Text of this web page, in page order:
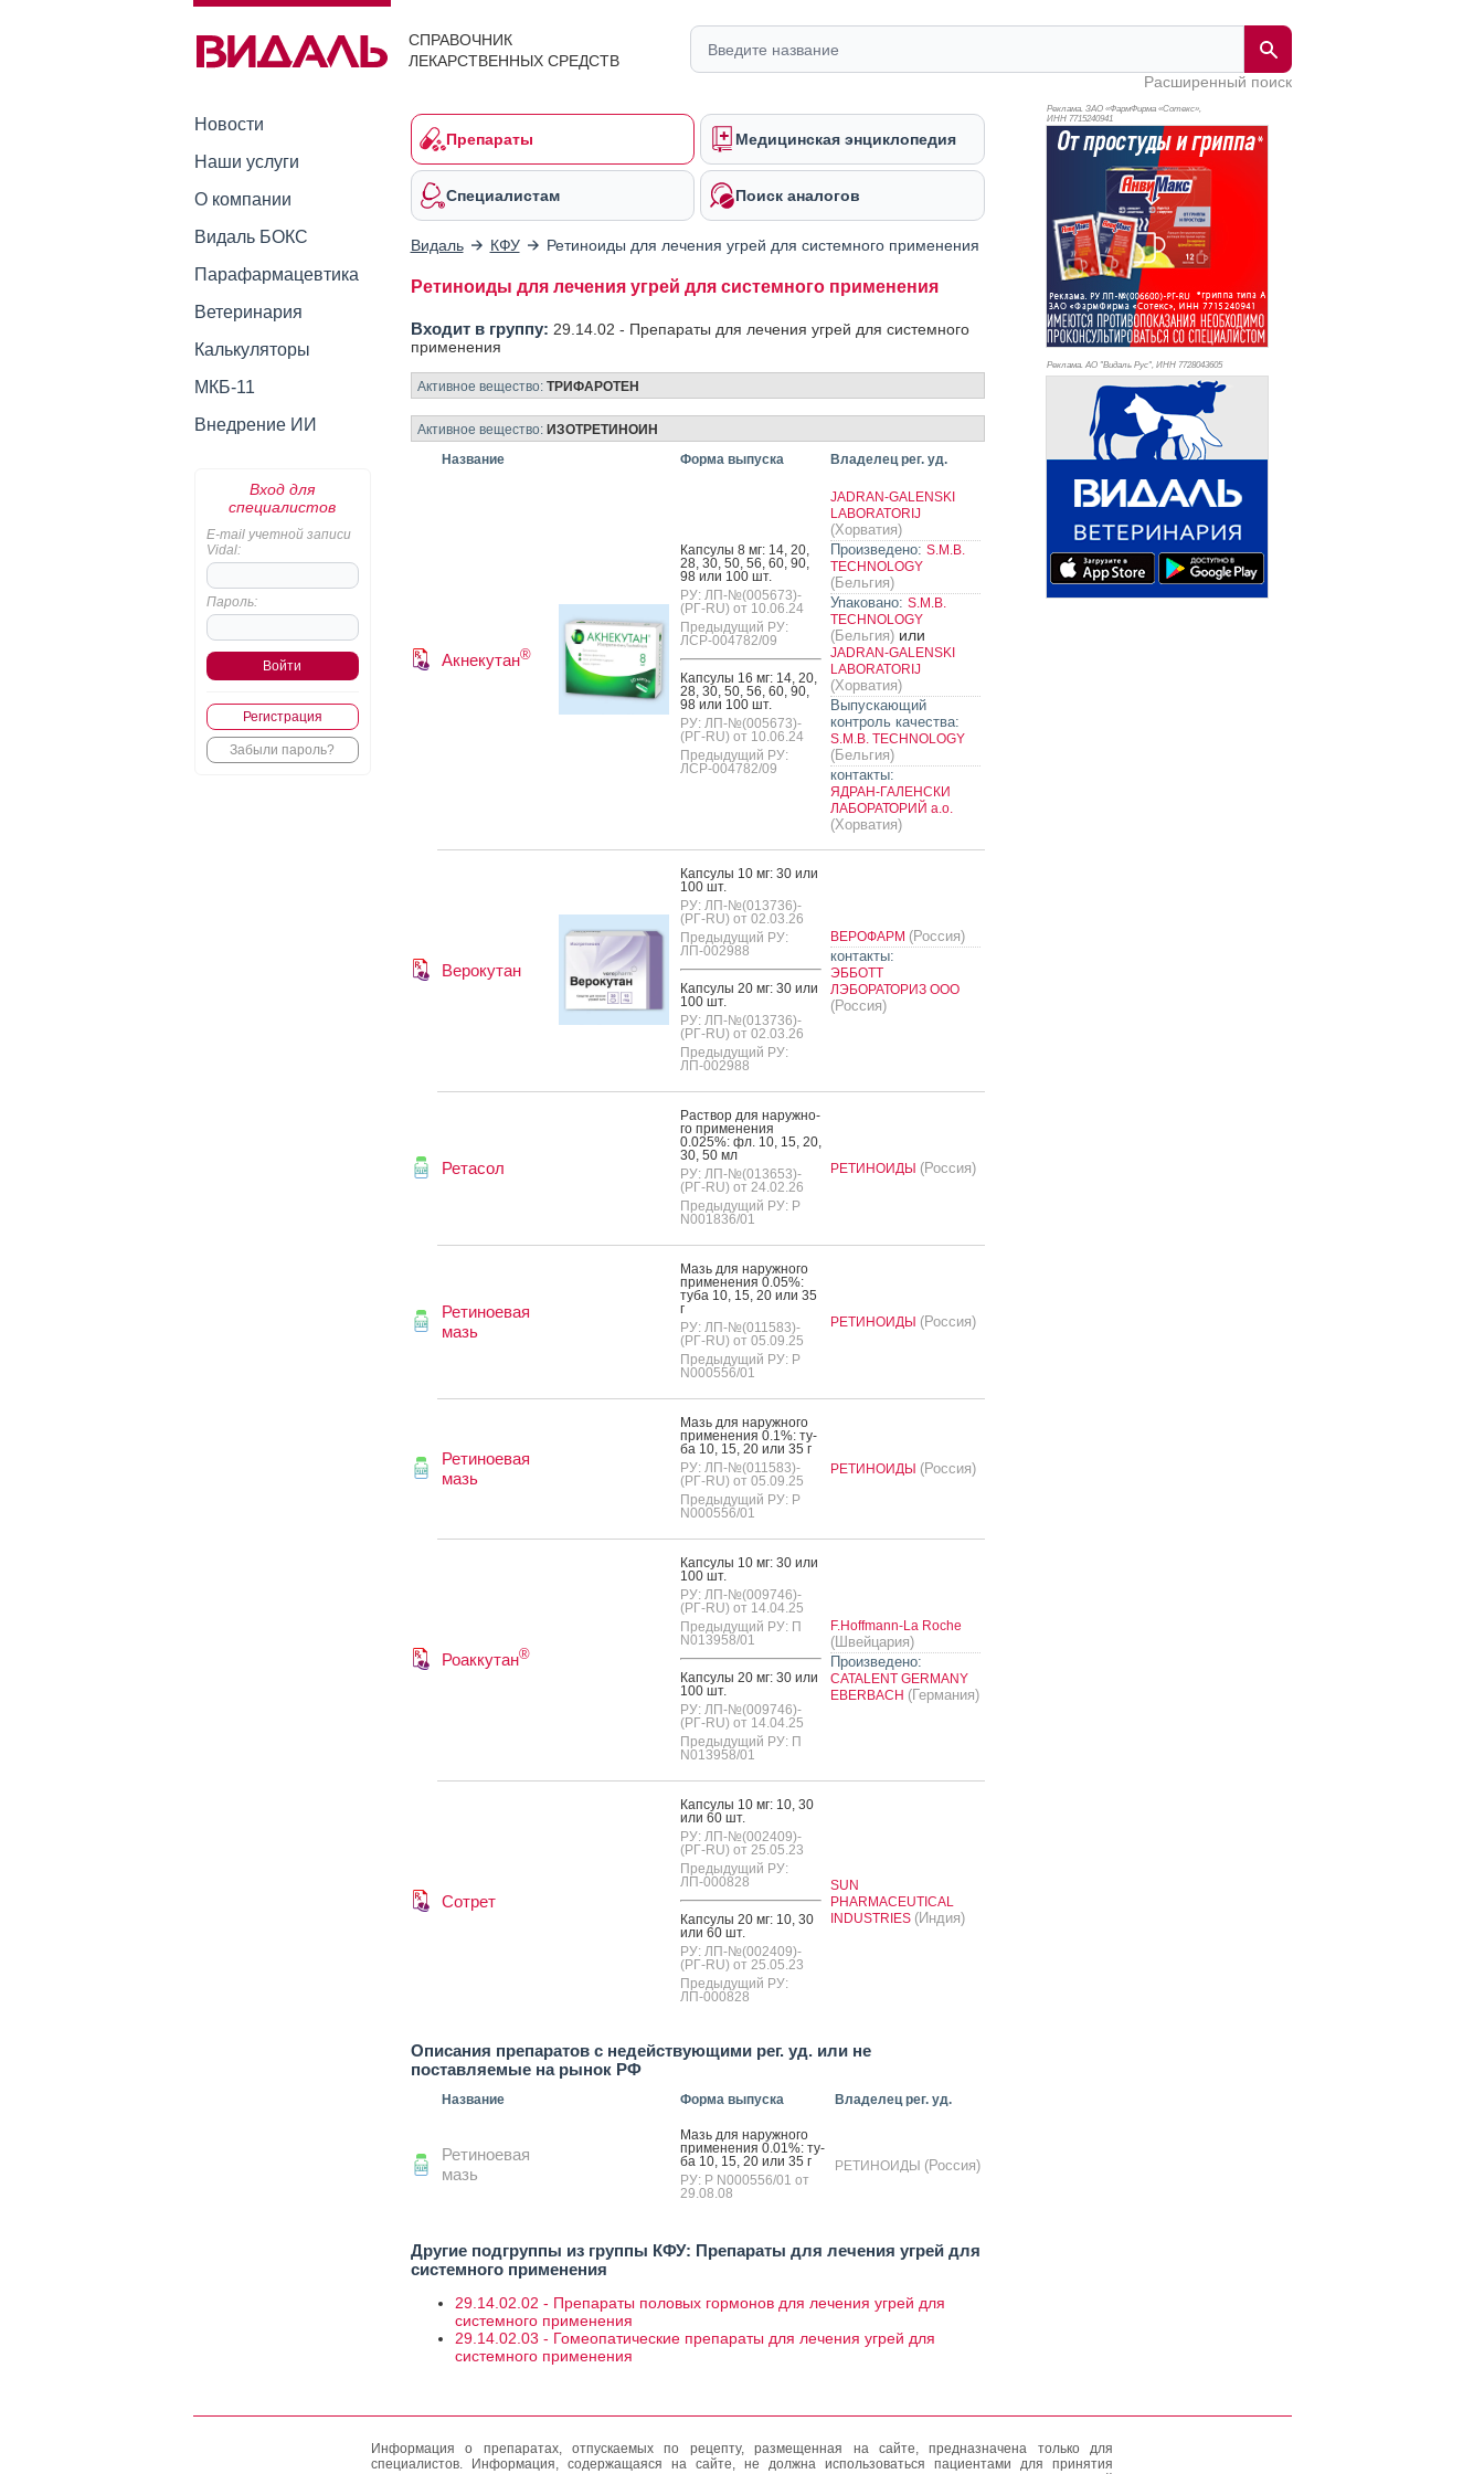
СПРАВОЧНИК
ЛЕКАРСТВЕННЫХ СРЕДСТВ
Расширенный поиск
Новости
Наши услуги
О компании
Видаль БОКС
Парафармацевтика
Ветеринария
Калькуляторы
МКБ-11
Внедрение ИИ
Вход для
специалистов
E-mail учетной записи
Vidal:
Пароль:
Регистрация
Забыли пароль?
Препараты Медицинская энциклопедия
Специалистам Поиск аналогов
Видаль КФУ Ретиноиды для лечения угрей для системного применения
Ретиноиды для лечения угрей для системного применения
Входит в группу: 29.14.02 - Препараты для лечения угрей для системного
применения
Активное вещество: ТРИФАРОТЕН
Активное вещество: ИЗОТРЕТИНОИН
Название
Форма выпуска Владелец рег. уд.
Акнекутан®
Кап­су­лы 8 мг: 14, 20,
28, 30, 50, 56, 60, 90,
98 или 100 шт.
РУ: ЛП-№(005673)-
(РГ-RU) от 10.06.24
Предыдущий РУ:
ЛСР-004782/09
Кап­су­лы 16 мг: 14, 20,
28, 30, 50, 56, 60, 90,
98 или 100 шт.
РУ: ЛП-№(005673)-
(РГ-RU) от 10.06.24
Предыдущий РУ:
ЛСР-004782/09
JADRAN-GALENSKI
LABORATORIJ
(Хорватия)
Произведено: S.M.B.
TECHNOLOGY
(Бельгия)
Упаковано: S.M.B.
TECHNOLOGY
(Бельгия)или
JADRAN-GALENSKI
LABORATORIJ
(Хорватия)
Выпускающий
контроль качества:
S.M.B. TECHNOLOGY
(Бельгия)
контакты:
ЯДРАН-ГАЛЕНСКИ
ЛАБОРАТОРИЙ а.о.
(Хорватия)
Верокутан
Кап­су­лы 10 мг: 30 или
100 шт.
РУ: ЛП-№(013736)-
(РГ-RU) от 02.03.26
Предыдущий РУ:
ЛП-002988
Кап­су­лы 20 мг: 30 или
100 шт.
РУ: ЛП-№(013736)-
(РГ-RU) от 02.03.26
Предыдущий РУ:
ЛП-002988
ВЕРОФАРМ (Россия)
контакты:
ЭББОТТ
ЛЭБОРАТОРИЗ ООО
(Россия)
Ретасол
Рас­твор для на­руж­но­
го при­мене­ния
0.025%: фл. 10, 15, 20,
30, 50 мл
РУ: ЛП-№(013653)-
(РГ-RU) от 24.02.26
Предыдущий РУ: Р
N001836/01
РЕТИНОИДЫ (Россия)
Ретиноевая
мазь
Мазь для на­руж­но­го
при­мене­ния 0.05%:
ту­ба 10, 15, 20 или 35
г
РУ: ЛП-№(011583)-
(РГ-RU) от 05.09.25
Предыдущий РУ: Р
N000556/01
РЕТИНОИДЫ (Россия)
Ретиноевая
мазь
Мазь для на­руж­но­го
при­мене­ния 0.1%: ту­
ба 10, 15, 20 или 35 г
РУ: ЛП-№(011583)-
(РГ-RU) от 05.09.25
Предыдущий РУ: Р
N000556/01
РЕТИНОИДЫ (Россия)
Роаккутан®
Кап­су­лы 10 мг: 30 или
100 шт.
РУ: ЛП-№(009746)-
(РГ-RU) от 14.04.25
Предыдущий РУ: П
N013958/01
Кап­су­лы 20 мг: 30 или
100 шт.
РУ: ЛП-№(009746)-
(РГ-RU) от 14.04.25
Предыдущий РУ: П
N013958/01
F.Hoffmann-La Roche
(Швейцария)
Произведено:
CATALENT GERMANY
EBERBACH (Германия)
Сотрет
Кап­су­лы 10 мг: 10, 30
или 60 шт.
РУ: ЛП-№(002409)-
(РГ-RU) от 25.05.23
Предыдущий РУ:
ЛП-000828
Кап­су­лы 20 мг: 10, 30
или 60 шт.
РУ: ЛП-№(002409)-
(РГ-RU) от 25.05.23
Предыдущий РУ:
ЛП-000828
SUN
PHARMACEUTICAL
INDUSTRIES (Индия)
Описания препаратов с недействующими рег. уд. или не
поставляемые на рынок РФ
Название Форма выпуска Владелец рег. уд.
Ретиноевая
мазь
Мазь для на­руж­но­го
при­мене­ния 0.01%: ту­
ба 10, 15, 20 или 35 г
РУ: Р N000556/01 от
29.08.08
РЕТИНОИДЫ (Россия)
Другие подгруппы из группы КФУ: Препараты для лечения угрей для
системного применения
29.14.02.02 - Препараты половых гормонов для лечения угрей для
системного применения
29.14.02.03 - Гомеопатические препараты для лечения угрей для
системного применения
Реклама. ЗАО «ФармФирма «Сотекс»,
ИНН 7715240941
Реклама. АО "Видаль Рус", ИНН 7728043605
Информация о препаратах, отпускаемых по рецепту, размещенная на сайте, предназначена только для
специалистов. Информация, содержащаяся на сайте, не должна использоваться пациентами для принятия